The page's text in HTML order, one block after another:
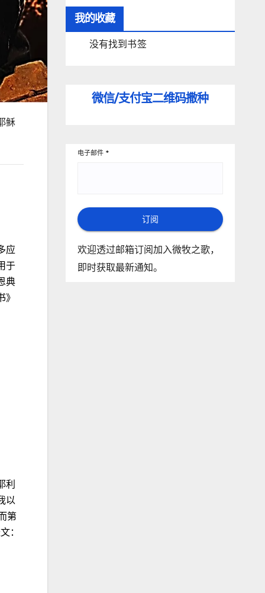
稣
应
于
典
利
以
第
：
我的收藏
没有找到书签
微信/支付宝二维码撒种
电子邮件 *
订阅
欢迎透过邮箱订阅加入微牧之歌，
即时获取最新通知。